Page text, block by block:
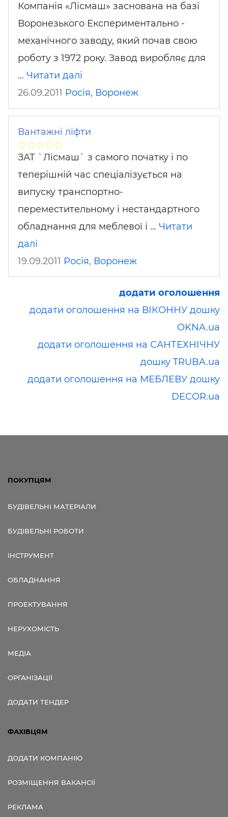
Компанія «Лісмаш» заснована на базі
Воронезького Експериментально -
механічного заводу, який почав свою
роботу з 1972 року. Завод виробляє для
… Читати далі
26.09.2011 Росія, Воронеж
Вантажні ліфти
ЗАТ `Лісмаш` з самого початку і по
теперішній час спеціалізується на
випуску транспортно-
переместительному і нестандартного
обладнання для меблевої і … Читати
далі
19.09.2011 Росія, Воронеж
додати оголошення
додати оголошення на ВІКОННУ дошку
OKNA.ua
додати оголошення на САНТЕХНІЧНУ
дошку TRUBA.ua
додати оголошення на МЕБЛЕВУ дошку
DECOR.ua
ПОКУПЦЯМ
БУДІВЕЛЬНІ МАТЕРІАЛИ
БУДІВЕЛЬНІ РОБОТИ
ІНСТРУМЕНТ
ОБЛАДНАННЯ
ПРОЕКТУВАННЯ
НЕРУХОМІСТЬ
МЕДІА
ОРГАНІЗАЦІЇ
ДОДАТИ ТЕНДЕР
ФАХІВЦЯМ
ДОДАТИ КОМПАНІЮ
РОЗМІЩЕННЯ ВАКАНСІЇ
РЕКЛАМА